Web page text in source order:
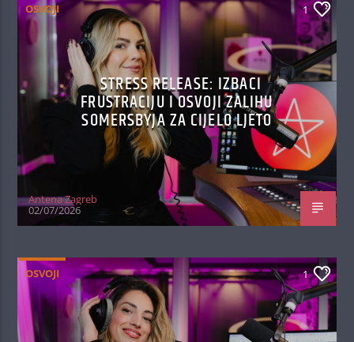
OSVOJI 1
STRESS RELEASE: IZBACI
FRUSTRACIJU I OSVOJI ZALIHU
SOMERSBYJA ZA CIJELO LJETO
Antena Zagreb
02/07/2026
OSVOJI 1